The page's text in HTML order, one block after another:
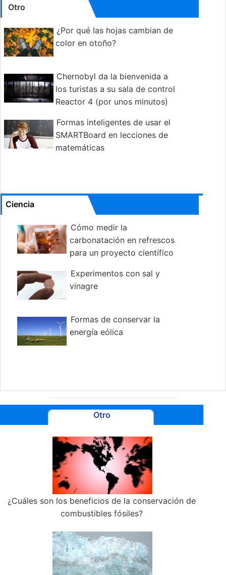
Otro
¿Por qué las hojas cambian de
color en otoño?
Chernobyl da la bienvenida a
los turistas a su sala de control
Reactor 4 (por unos minutos)
Formas inteligentes de usar el
SMARTBoard en lecciones de
matemáticas
Ciencia
Cómo medir la
carbonatación en refrescos
para un proyecto científico
Experimentos con sal y
vinagre
Formas de conservar la
energía eólica
Otro
¿Cuáles son los beneficios de la conservación de
combustibles fósiles?